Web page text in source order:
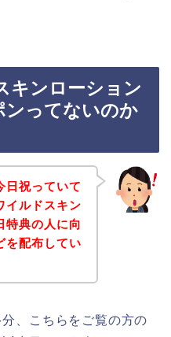
キンローション
ンってないのか
日祝っていて
イルドスキン
特典の人に向
を配布してい
、こちらをご覧の方の